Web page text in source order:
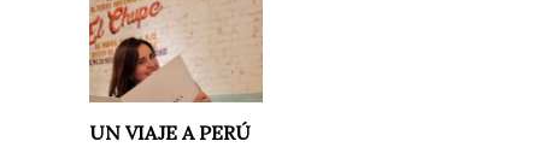
UN VIAJE A PERÚ